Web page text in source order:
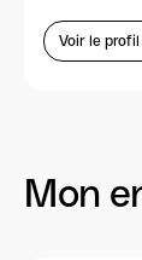
Voir le
Mon